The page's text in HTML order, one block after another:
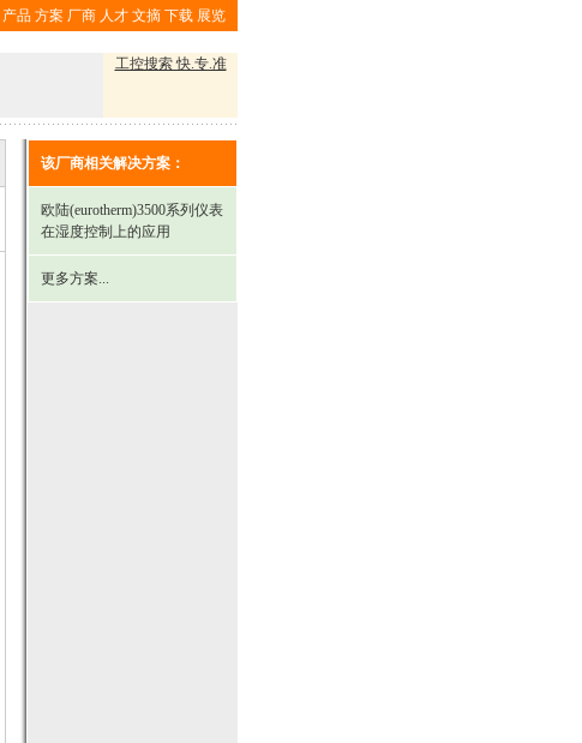
产品 方案 厂商 人才 文摘 下载 展览
工控搜索 快.专.准
该厂商相关解决方案：
欧陆(eurotherm)3500系列仪表
在湿度控制上的应用
更多方案...